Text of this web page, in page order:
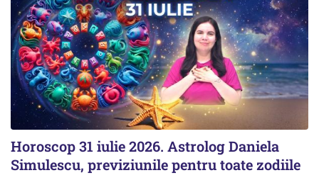
Horoscop 31 iulie 2026. Astrolog Daniela
Simulescu, previziunile pentru toate zodiile